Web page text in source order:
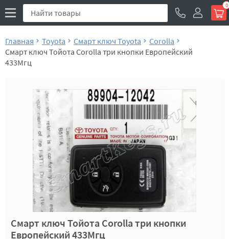
0
Главная Toyota Смарт ключ Toyota
Corolla
Смарт ключ Тойота Corolla три кнопки Европейский
433Мгц
Смарт ключ Тойота Corolla три кнопки
Европейский 433Мгц